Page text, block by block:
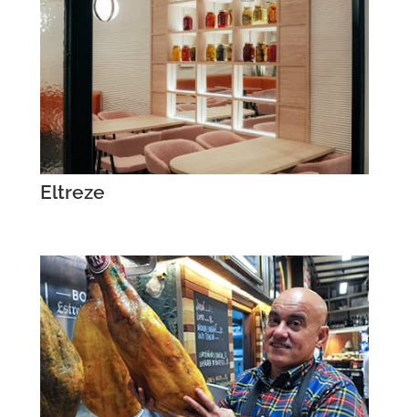
Eltreze